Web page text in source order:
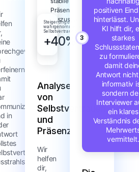
in
Präsenz
auszustrahlen.
Steigerung des
wahrgenommenen
Selbstvertrauens
+40%
Analyse
von
Selbstvertrauen
und
Präsenz
Wir
helfen
dir,
positiven
hinterlässt.
KI hilft dir,
starkes
zu
damit
Antwort
informativ
sondern
Interviewer
ein klares
Verständnis
vermittelt.
3